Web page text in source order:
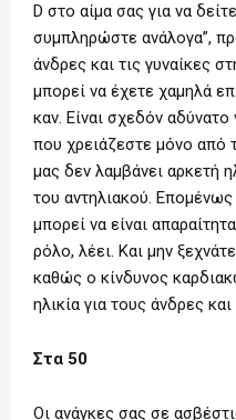
D στο αίμα σας για να
συμπληρώστε ανάλογα”,
άνδρες και τις γυναίκες
μπορεί να έχετε χαμηλά
καν. Είναι σχεδόν αδύνατο
που χρειάζεστε μόνο από
μας δεν λαμβάνει αρκετή
του αντηλιακού.
μπορεί να είναι
ρόλο, λέει. Και μην
καθώς ο κίνδυνος
ηλικία για τους άνδρες και
Στα 50
Οι ανάγκες σας σε